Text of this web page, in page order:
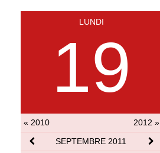
LUNDI
19
« 2010
2012 »
SEPTEMBRE 2011